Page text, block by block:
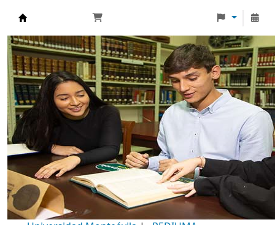
Biblioteca Universidad Monteávila